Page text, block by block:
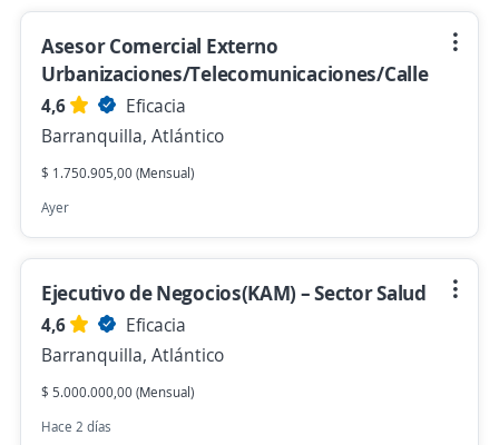
Asesor Comercial Externo
Urbanizaciones/Telecomunicaciones/Calle
4,6
Eficacia
Barranquilla, Atlántico
$ 1.750.905,00 (Mensual)
Ayer
Ejecutivo de Negocios(KAM) – Sector Salud
4,6
Eficacia
Barranquilla, Atlántico
$ 5.000.000,00 (Mensual)
Hace 2 días